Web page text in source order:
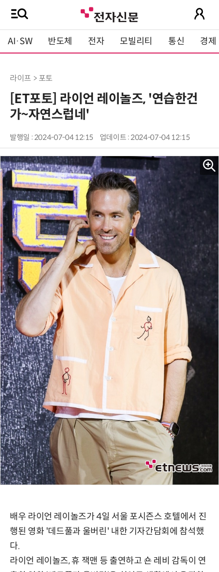
AI·SW 반도체 전자 모빌리티 통신 경제
라이프 > 포토
[ET포토] 라이언 레이놀즈, '연습한건
가~자연스럽네'
발행일 : 2024-07-04 12:15 업데이트 : 2024-07-04 12:15
배우 라이언 레이놀즈가 4일 서울 포시즌스 호텔에서 진
행된 영화 '데드풀과 울버린' 내한 기자간담회에 참석했
다.
라이언 레이놀즈, 휴 잭맨 등 출연하고 숀 레비 감독이 연